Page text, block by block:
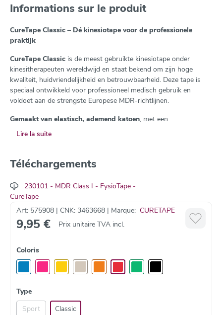
Informations sur le produit
CureTape Classic – Dé kinesiotape voor de professionele
praktijk
CureTape Classic is de meest gebruikte kinesiotape onder
kinesitherapeuten wereldwijd en staat bekend om zijn hoge
kwaliteit, huidvriendelijkheid en betrouwbaarheid. Deze tape is
speciaal ontwikkeld voor professioneel medisch gebruik en
voldoet aan de strengste Europese MDR-richtlijnen.
Gemaakt van elastisch, ademend katoen, met een
hypoallergene, latexvrije acryllijmlaag, biedt CureTape Classic
op die van de menselijke huid, wat essentieel is voor een
effectieve Medical Taping behandeling.
Waarom kiezen voor CureTape Classic?
Gemaakt van hoogwaardig katoen met hypoallergene acryl-
Latexvrij en huidvriendelijk
Waterresistent, ademend en geschikt voor langdurig gebruik
Voldoet aan de Europese MDR-wetgeving voor medische
hulpmiddelen
Verkrijgbaar in 8 kleuren
Lire la suite
Téléchargements
230101 - MDR Class I - FysioTape -
CureTape
Art: 575908 | CNK: 3463668 | Marque: CURETAPE
9,95 € Prix unitaire TVA incl.
Coloris
Type
Sport
Classic